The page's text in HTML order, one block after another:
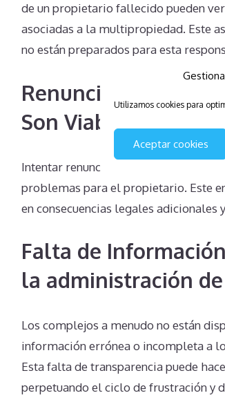
Utilizamos cookies para
Aceptar cookies
de un propietario fallecido pueden
asociadas a la multipropiedad. Este
no están preparados para esta
Renuncias
Son Viables
Intentar renunciar unilateralmente a
problemas para el propietario. Este
en consecuencias legales
Falta de
la administración
Los complejos a menudo no están
información errónea o incompleta a
Esta falta de transparencia puede
perpetuando el ciclo de frustración y